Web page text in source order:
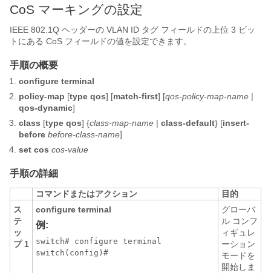
CoS マーキングの設定
IEEE 802.1Q ヘッダーの VLAN ID タグ フィールドの上位 3 ビッ
トにある CoS フィールドの値を設定できます。
手順の概要
configure terminal
policy-map [type qos] [match-first] [qos-policy-map-name |
qos-dynamic]
class [type qos] {class-map-name | class-default} [insert-
before before-class-name]
set cos cos-value
手順の詳細
コマンドまたはアクション
目的
ス
テ
ッ
プ 1
configure terminal
例:
switch# configure terminal
switch(config)#
グローバ
ル コンフ
ィギュレ
ーション
モードを
開始しま